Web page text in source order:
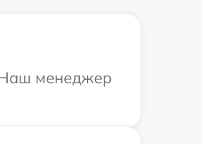
Наш менеджер